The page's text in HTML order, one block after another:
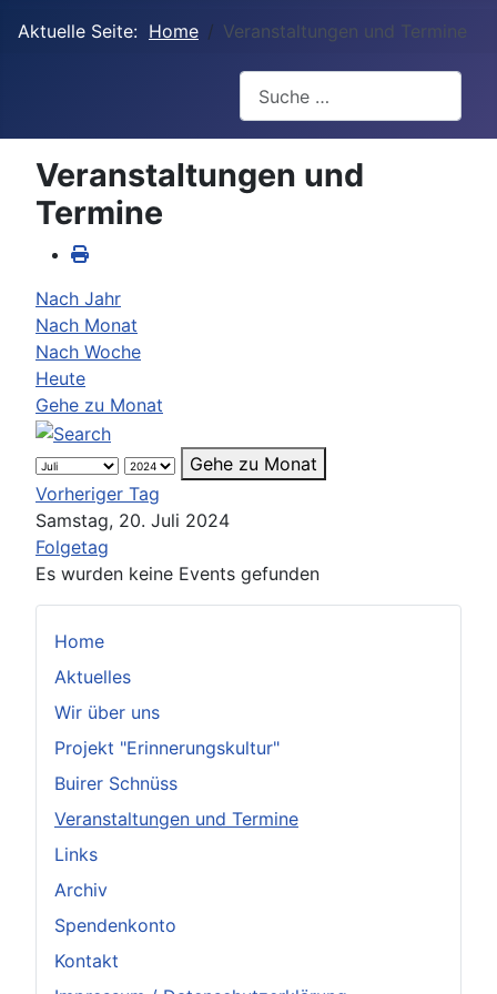
Aktuelle Seite: Home Veranstaltungen und Termine
Home
Aktuelles
Wir über uns
Projekt "Erinnerungskultur"
Buirer Schnüss
Veranstaltungen und Termine
Links
Archiv
Spendenkonto
Kontakt
Veranstaltungen und
Termine
Nach Jahr
Nach Monat
Nach Woche
Heute
Gehe zu Monat
Gehe zu Monat
Vorheriger Tag
Samstag, 20. Juli 2024
Folgetag
Es wurden keine Events gefunden